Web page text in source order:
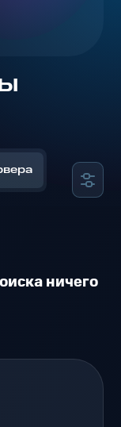
ничего